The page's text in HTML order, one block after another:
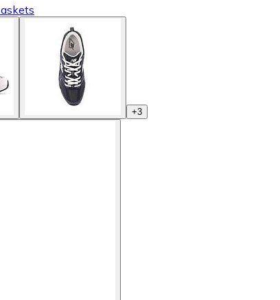
+3